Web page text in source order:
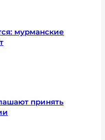
мурманские
принять